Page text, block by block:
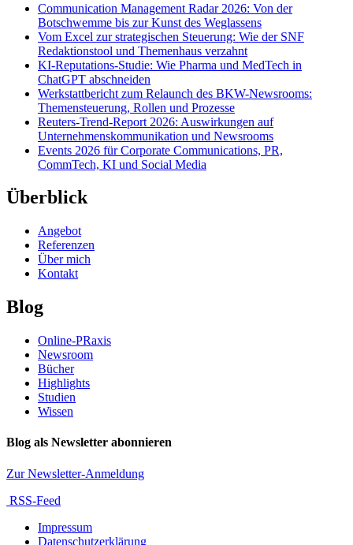
Communication Management Radar 2026: Von der
Botschwemme bis zur Kunst des Weglassens
Vom Excel zur strategischen Steuerung: Wie der SNF
Redaktionstool und Themenhaus verzahnt
KI-Reputations-Studie: Wie Pharma und MedTech in
ChatGPT abschneiden
Werkstattbericht zum Relaunch des BKW-Newsrooms:
Themensteuerung, Rollen und Prozesse
Reuters-Trend-Report 2026: Auswirkungen auf
Unternehmenskommunikation und Newsrooms
Events 2026 für Corporate Communications, PR,
CommTech, KI und Social Media
Überblick
Angebot
Referenzen
Über mich
Kontakt
Blog
Online-PRaxis
Newsroom
Bücher
Highlights
Studien
Wissen
Blog als Newsletter abonnieren
Zur Newsletter-Anmeldung
RSS-Feed
Impressum
Datenschutzerklärung